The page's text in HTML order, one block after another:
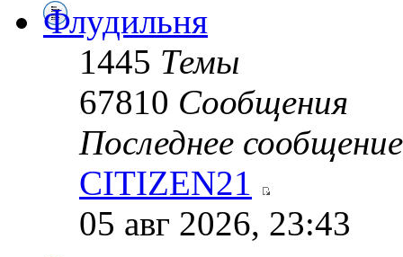
Флудильня
1445 Темы
67810 Сообщения
Последнее сообщение
CITIZEN21
05 авг 2026, 23:43